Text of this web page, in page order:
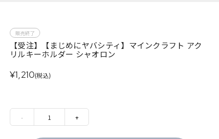
販売終了
【受注】【まじめにヤバシティ】マインクラフト アク
リルキーホルダー シャオロン
¥1,210(税込)
- 1 +